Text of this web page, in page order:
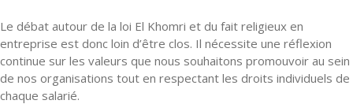
Le débat autour de la loi El Khomri et du fait religieux en
entreprise est donc loin d’être clos. Il nécessite une réflexion
continue sur les valeurs que nous souhaitons promouvoir au sein
de nos organisations tout en respectant les droits individuels de
chaque salarié.